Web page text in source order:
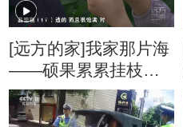
[远方的家]我家那片海
——硕果累累挂枝头
钦州灵山品荔枝